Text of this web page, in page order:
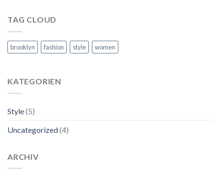
TAG CLOUD
brooklyn fashion style women
KATEGORIEN
Style(5)
Uncategorized(4)
ARCHIV